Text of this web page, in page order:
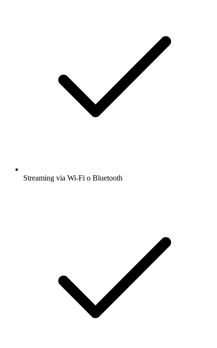
Streaming via Wi-Fi o Bluetooth